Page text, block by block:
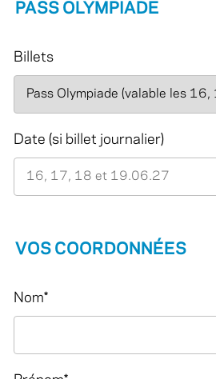
PASS OLYMPIADE
Billets
Date (si billet journalier)
VOS COORDONNÉES
Nom*